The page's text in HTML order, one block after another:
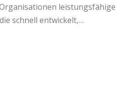
leistungsfähige
schnell entwickelt,…